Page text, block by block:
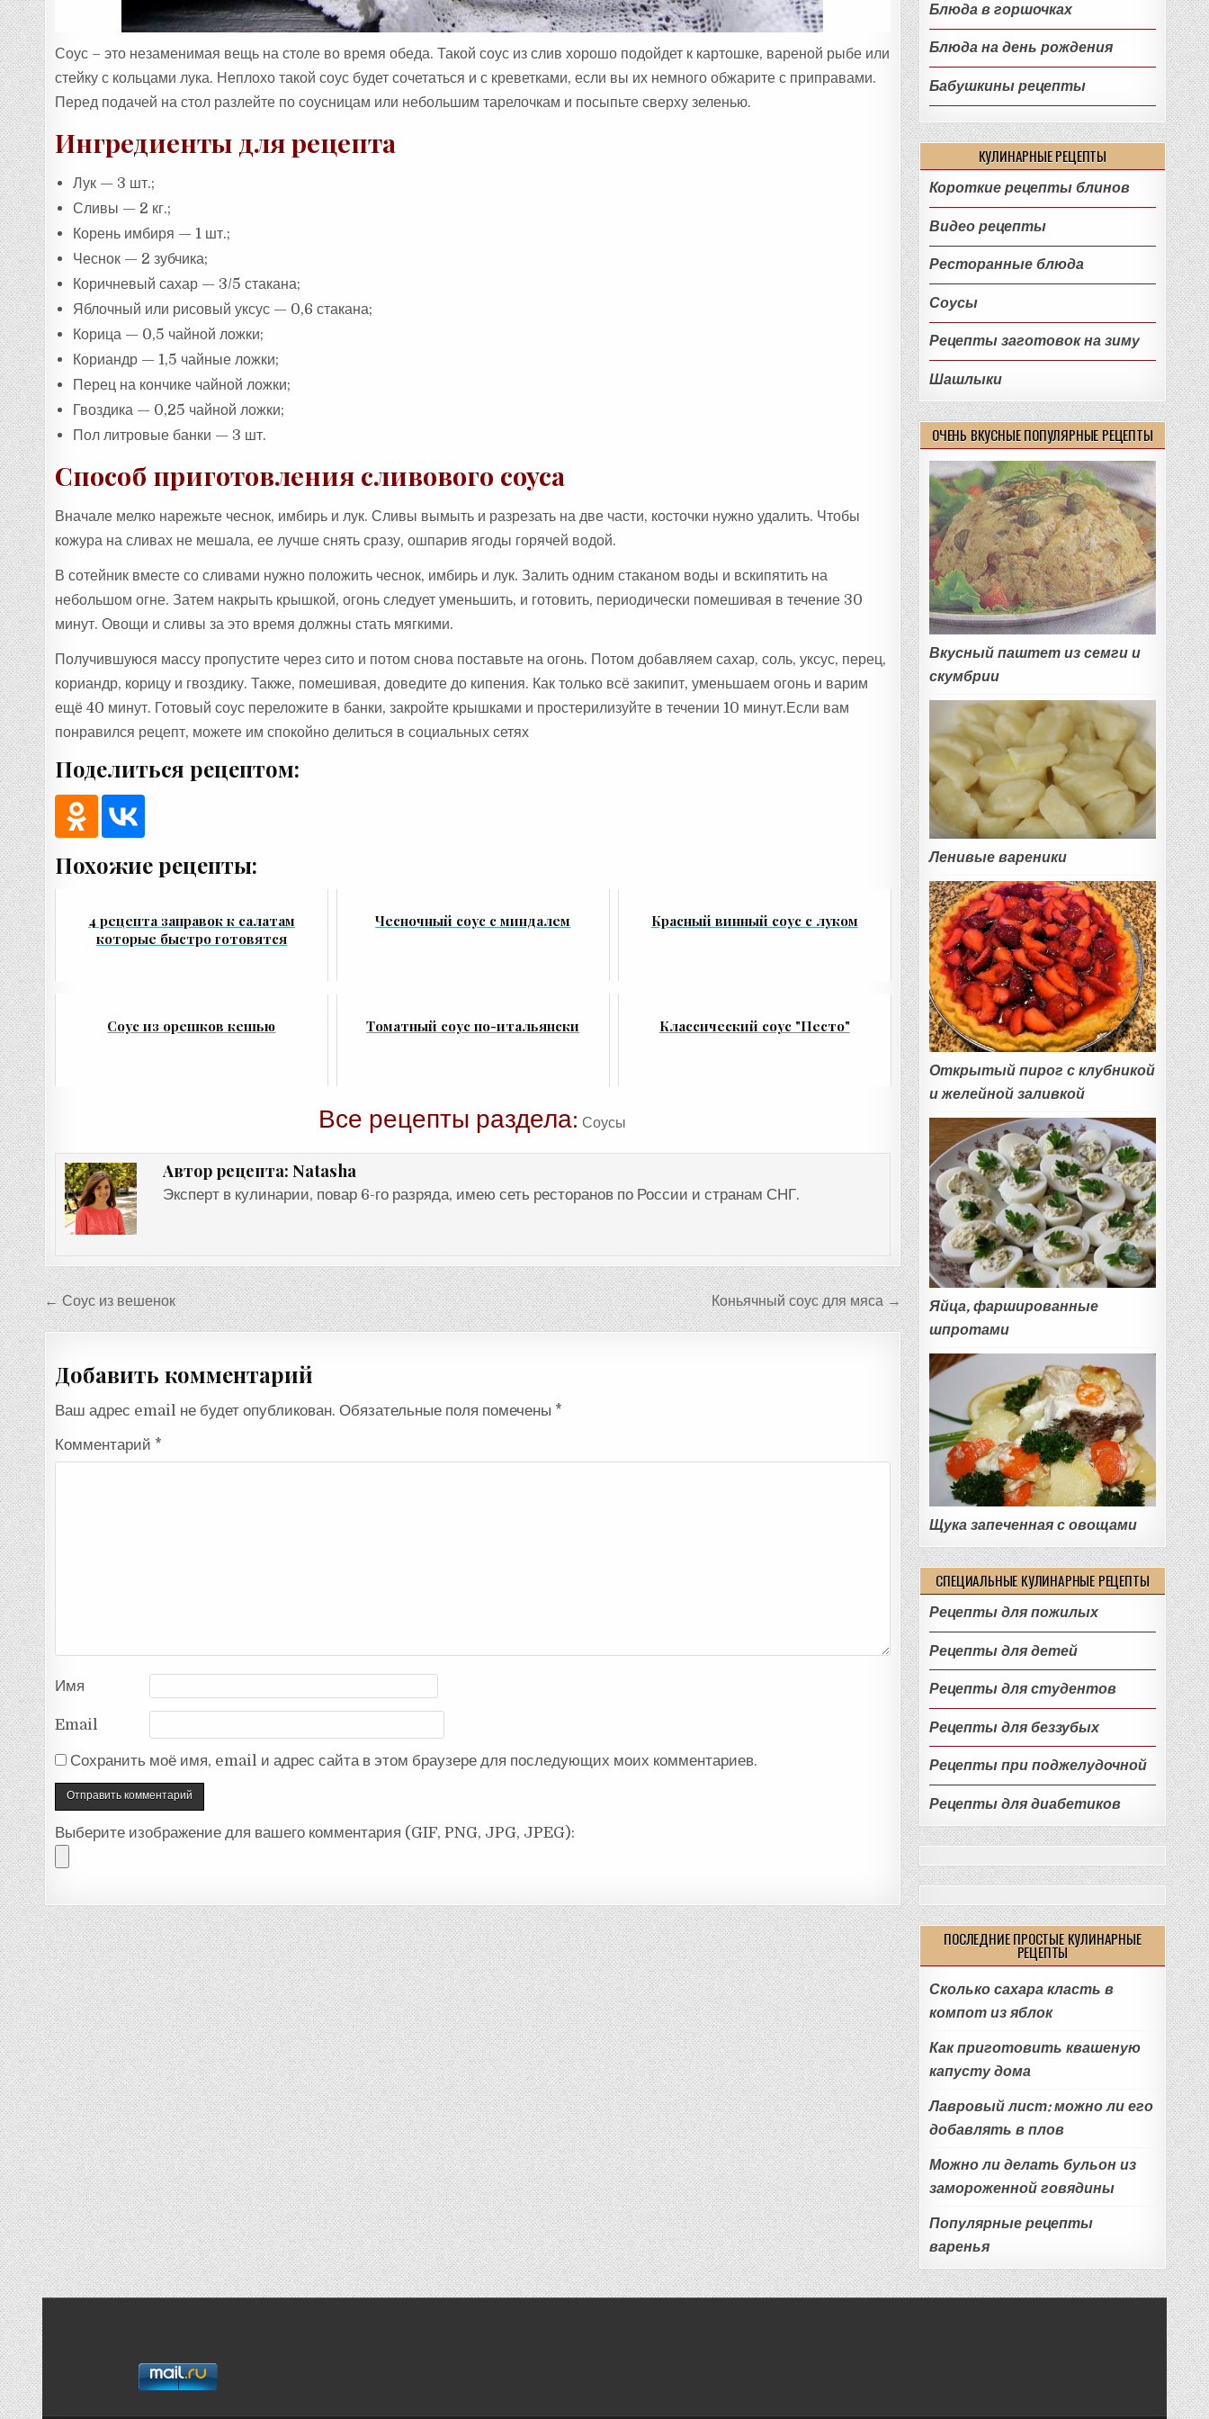
Соус – это незаменимая вещь на столе во время обеда. Такой соус из слив хорошо подойдет к картошке, вареной рыбе или
стейку с кольцами лука. Неплохо такой соус будет сочетаться и с креветками, если вы их немного обжарите с приправами.
Перед подачей на стол разлейте по соусницам или небольшим тарелочкам и посыпьте сверху зеленью.
Ингредиенты для рецепта
Лук — 3 шт.;
Сливы — 2 кг.;
Корень имбиря — 1 шт.;
Чеснок — 2 зубчика;
Коричневый сахар — 3/5 стакана;
Яблочный или рисовый уксус — 0,6 стакана;
Корица — 0,5 чайной ложки;
Кориандр — 1,5 чайные ложки;
Перец на кончике чайной ложки;
Гвоздика — 0,25 чайной ложки;
Пол литровые банки — 3 шт.
Способ приготовления сливового соуса
Вначале мелко нарежьте чеснок, имбирь и лук. Сливы вымыть и разрезать на две части, косточки нужно удалить. Чтобы
кожура на сливах не мешала, ее лучше снять сразу, ошпарив ягоды горячей водой.
В сотейник вместе со сливами нужно положить чеснок, имбирь и лук. Залить одним стаканом воды и вскипятить на
небольшом огне. Затем накрыть крышкой, огонь следует уменьшить, и готовить, периодически помешивая в течение 30
минут. Овощи и сливы за это время должны стать мягкими.
Получившуюся массу пропустите через сито и потом снова поставьте на огонь. Потом добавляем сахар, соль, уксус, перец,
кориандр, корицу и гвоздику. Также, помешивая, доведите до кипения. Как только всё закипит, уменьшаем огонь и варим
ещё 40 минут. Готовый соус переложите в банки, закройте крышками и простерилизуйте в течении 10 минут.Если вам
понравился рецепт, можете им спокойно делиться в социальных сетях
Поделиться рецептом:
Похожие рецепты:
4 рецепта заправок к салатам
которые быстро готовятся
Чесночный соус с миндалем Красный винный соус с луком
Соус из орешков кешью Томатный соус по-итальянски Классический соус "Песто"
Все рецепты раздела: Соусы
Автор рецепта: Natasha
Эксперт в кулинарии, повар 6-го разряда, имею сеть ресторанов по России и странам СНГ.
Навигация
по
записям
← Соус из вешенок Коньячный соус для мяса →
Добавить комментарий
Ваш адрес email не будет опубликован. Обязательные поля помечены *
Комментарий *
Имя
Email
Сохранить моё имя, email и адрес сайта в этом браузере для последующих моих комментариев.
Выберите изображение для вашего комментария (GIF, PNG, JPG, JPEG):
Блюда в горшочках
Блюда на день рождения
Бабушкины рецепты
КУЛИНАРНЫЕ РЕЦЕПТЫ
Короткие рецепты блинов
Видео рецепты
Ресторанные блюда
Соусы
Рецепты заготовок на зиму
Шашлыки
ОЧЕНЬ ВКУСНЫЕ ПОПУЛЯРНЫЕ РЕЦЕПТЫ
Вкусный паштет из семги и
скумбрии
Ленивые вареники
Открытый пирог с клубникой
и желейной заливкой
Яйца, фаршированные
шпротами
Щука запеченная с овощами
СПЕЦИАЛЬНЫЕ КУЛИНАРНЫЕ РЕЦЕПТЫ
Рецепты для пожилых
Рецепты для детей
Рецепты для студентов
Рецепты для беззубых
Рецепты при поджелудочной
Рецепты для диабетиков
ПОСЛЕДНИЕ ПРОСТЫЕ КУЛИНАРНЫЕ
РЕЦЕПТЫ
Сколько сахара класть в
компот из яблок
Как приготовить квашеную
капусту дома
Лавровый лист: можно ли его
добавлять в плов
Можно ли делать бульон из
замороженной говядины
Популярные рецепты
варенья